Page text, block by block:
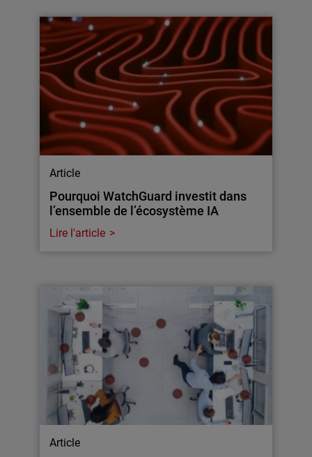
Article
Pourquoi WatchGuard investit dans
l’ensemble de l’écosystème IA
Lire l'article
Article